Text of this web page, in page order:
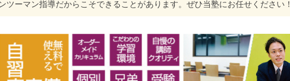
ツーマン指導だからこそできることがあります。ぜひ当塾にお任せください！